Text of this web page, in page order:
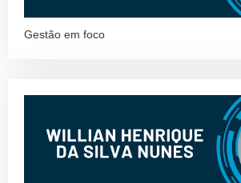
Gestão em foco